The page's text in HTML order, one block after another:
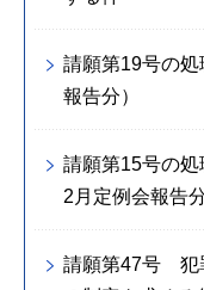
請願第19号の
報告分）
請願第15号の
2月定例会報告分
請願第47号 犯